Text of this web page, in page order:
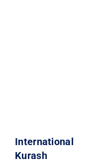
International
Kurash